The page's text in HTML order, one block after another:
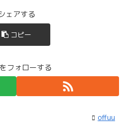
ェアする
コピー
フォローする
offuu